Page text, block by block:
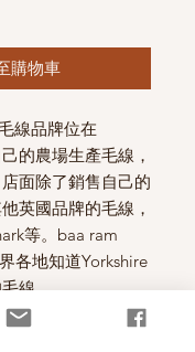
購物車
線品牌位在
的農場生產毛線，
面除了銷售自己的
英國品牌的毛線，
等。baa ram
各地知道Yorkshire
線。